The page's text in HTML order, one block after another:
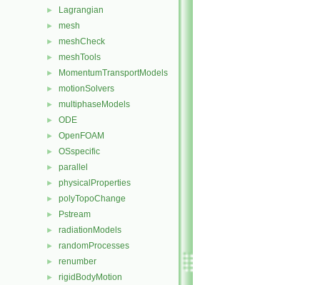
► Lagrangian
► mesh
► meshCheck
► meshTools
► MomentumTransportModels
► motionSolvers
► multiphaseModels
► ODE
► OpenFOAM
► OSspecific
► parallel
► physicalProperties
► polyTopoChange
► Pstream
► radiationModels
► randomProcesses
► renumber
► rigidBodyMotion